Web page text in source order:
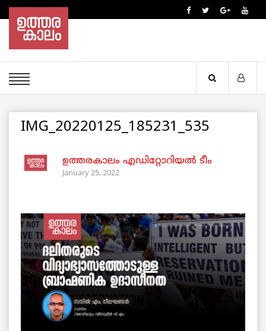
IMG_20220125_185231_535
ഉത്തരകാലം എഡിറ്റോറിയല്‍ ടീം
January 25, 2022